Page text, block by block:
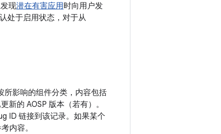
现潜在有害应用时向用户发
处于启用状态，对于从
所影响的组件分类，内容包括
新的 AOSP 版本（若有）。
ID 链接到该记录。如果某个
内容。